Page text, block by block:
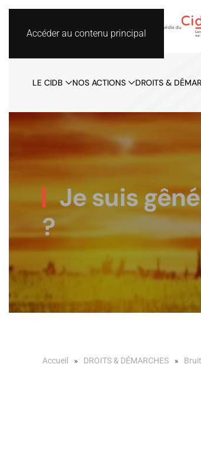
Accéder au contenu principal
LE CIDB NOS ACTIONS DROITS &
Je suis
?
Accueil DROITS & DÉMARCHES